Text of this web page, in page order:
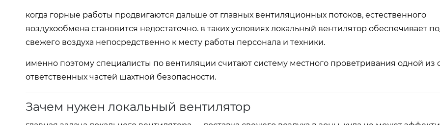
когда горные работы продвигаются дальше от главных вентиляционных потоков, естественного
воздухообмена становится недостаточно. в таких условиях локальный вентилятор обеспечивает
свежего воздуха непосредственно к месту работы персонала и техники.
именно поэтому специалисты по вентиляции считают систему местного проветривания одной из
ответственных частей шахтной безопасности.
Зачем нужен локальный вентилятор